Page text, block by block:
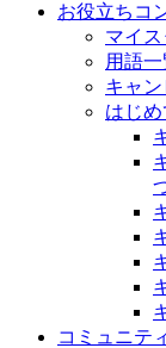
お役立ちコ
マイ
用語一
キャ
はじ
コミュニテ